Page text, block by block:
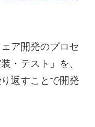
ア開発のプロセ
・テスト」を、
返すことで開発